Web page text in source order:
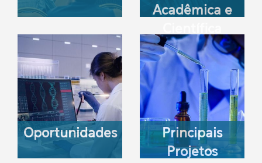
Acadêmica e
Oportunidades
Principais
Projetos